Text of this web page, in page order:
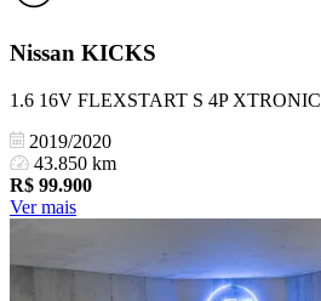
Nissan KICKS
1.6 16V FLEXSTART S 4P XTRONIC
2019/2020
43.850 km
R$ 99.900
Ver mais